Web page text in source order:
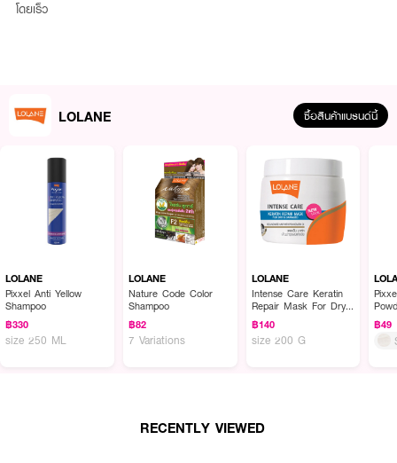
โดยเร็ว
LOLANE ซื้อสินค้าแบรนด์นี้
LOLANE
Pixxel Anti Yellow
Shampoo
฿330
size 250 ML
LOLANE
Nature Code Color
Shampoo
฿82
7 Variations
LOLANE
Intense Care Keratin
Repair Mask For Dry
& Damaged
฿140
size 200 G
฿49
RECENTLY VIEWED